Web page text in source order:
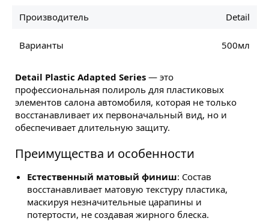
Производитель Detail
Варианты 500мл
Detail Plastic Adapted Series — это
профессиональная полироль для пластиковых
элементов салона автомобиля, которая не только
восстанавливает их первоначальный вид, но и
обеспечивает длительную защиту.
Преимущества и особенности
Естественный матовый финиш: Состав
восстанавливает матовую текстуру пластика,
маскируя незначительные царапины и
потертости, не создавая жирного блеска.